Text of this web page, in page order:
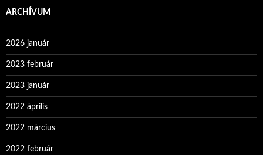
ARCHÍVUM
2026 január
2023 február
2023 január
2022 április
2022 március
2022 február